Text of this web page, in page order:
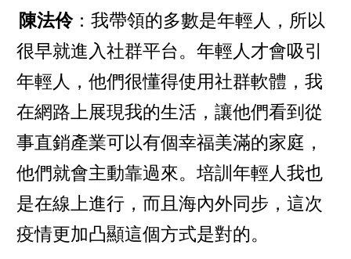
陳法伶：我帶領的多數是年輕人，所以
很早就進入社群平台。年輕人才會吸引
年輕人，他們很懂得使用社群軟體，我
在網路上展現我的生活，讓他們看到從
事直銷產業可以有個幸福美滿的家庭，
他們就會主動靠過來。培訓年輕人我也
是在線上進行，而且海內外同步，這次
疫情更加凸顯這個方式是對的。